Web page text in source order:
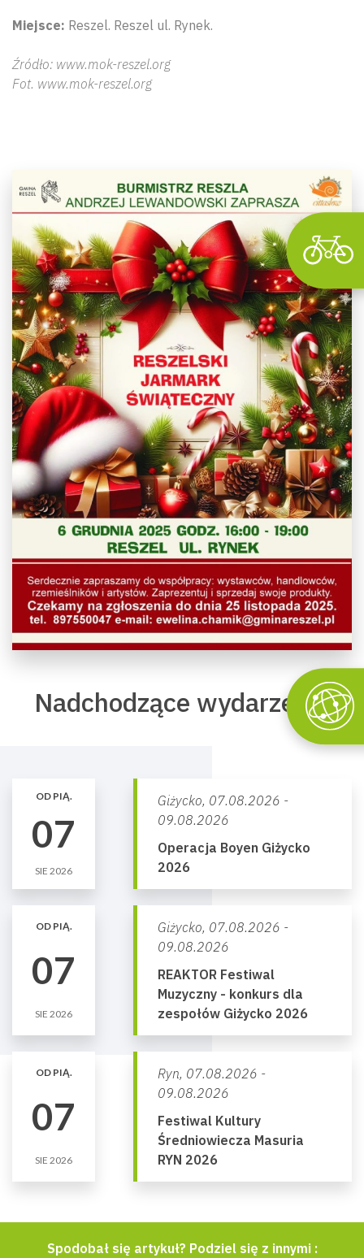
Miejsce: Reszel. Reszel ul. Rynek.
Źródło: www.mok-reszel.org
Fot. www.mok-reszel.org
Nadchodzące wydarzenia
OD PIĄ.
07
SIE 2026
Giżycko, 07.08.2026 -
09.08.2026
Operacja Boyen Giżycko
2026
OD PIĄ.
07
SIE 2026
Giżycko, 07.08.2026 -
09.08.2026
REAKTOR Festiwal
Muzyczny - konkurs dla
zespołów Giżycko 2026
OD PIĄ.
07
SIE 2026
Ryn, 07.08.2026 -
09.08.2026
Festiwal Kultury
Średniowiecza Masuria
RYN 2026
Spodobał się artykuł? Podziel się z innymi :